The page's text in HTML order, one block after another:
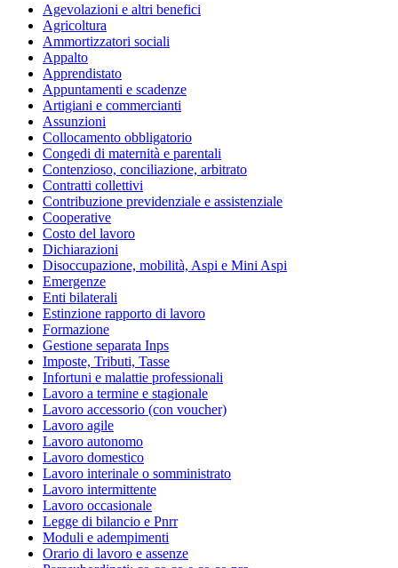
Agevolazioni e altri benefici
Agricoltura
Ammortizzatori sociali
Appalto
Apprendistato
Appuntamenti e scadenze
Artigiani e commercianti
Assunzioni
Collocamento obbligatorio
Congedi di maternità e parentali
Contenzioso, conciliazione, arbitrato
Contratti collettivi
Contribuzione previdenziale e assistenziale
Cooperative
Costo del lavoro
Dichiarazioni
Disoccupazione, mobilità, Aspi e Mini Aspi
Emergenze
Enti bilaterali
Estinzione rapporto di lavoro
Formazione
Gestione separata Inps
Imposte, Tributi, Tasse
Infortuni e malattie professionali
Lavoro a termine e stagionale
Lavoro accessorio (con voucher)
Lavoro agile
Lavoro autonomo
Lavoro domestico
Lavoro interinale o somministrato
Lavoro intermittente
Lavoro occasionale
Legge di bilancio e Pnrr
Moduli e adempimenti
Orario di lavoro e assenze